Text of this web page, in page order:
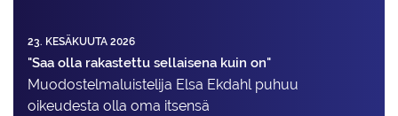
23. KESÄKUUTA 2026
"Saa olla rakastettu sellaisena kuin on"
Muodostelma­luistelija Elsa Ekdahl puhuu
oikeudesta olla oma itsensä